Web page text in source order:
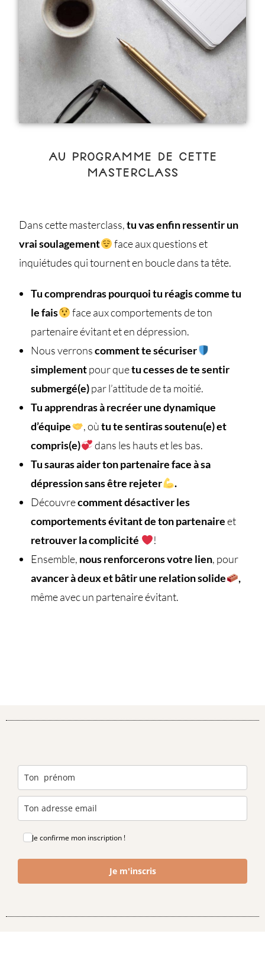
AU PROGRAMME DE CETTE
MASTERCLASS
Dans cette masterclass,tu vas enfin ressentir un
vrai soulagement
face aux questions et
inquiétudes qui tournent en boucle dans ta tête.
Tu comprendras pourquoi tu réagis comme tu
le fais
face aux comportements de ton
partenaire évitant et en dépression.
Nous verronscomment te sécuriser
simplementpour quetu cesses de te sentir
submergé(e)par l’attitude de ta moitié.
Tu apprendras à recréer une dynamique
d’équipe
, oùtu te sentiras soutenu(e) et
compris(e)
dans les hauts et les bas.
Tu sauras aider ton partenaire face à sa
dépression sans être rejeter
.
Découvrecomment désactiver les
comportements évitant de ton partenaireet
retrouver la complicité
!
Ensemble, nous renforcerons votre lien, pour
avancer à deux et bâtir une relation solide
,
même avec un partenaire évitant.
Je confirme mon inscription !
Je m'inscris